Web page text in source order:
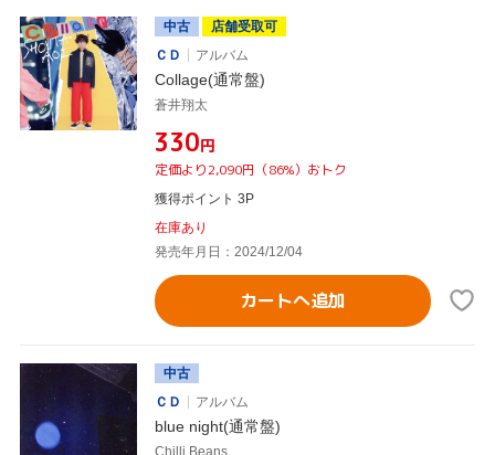
中古
店舗受取可
ＣＤ
アルバム
Collage(通常盤)
蒼井翔太
¥330円
定価より2,090円（86%）おトク
獲得ポイント 3P
在庫あり
発売年月日：2024/12/04
カートへ追加
中古
ＣＤ
アルバム
blue night(通常盤)
Chilli Beans.